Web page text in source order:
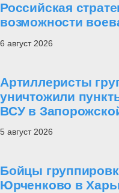
Российская
возможности
6 август 2026
Артиллеристы
уничтожили
ВСУ в
5 август 2026
Бойцы
Юрченково в